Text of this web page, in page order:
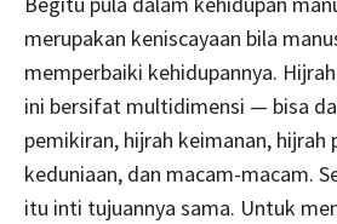
merupakan keniscayaan bila
memperbaiki kehidupannya.
ini bersifat multidimensi — bisa
pemikiran, hijrah keimanan, hijrah
keduniaan, dan macam-macam.
itu inti tujuannya sama. Untuk